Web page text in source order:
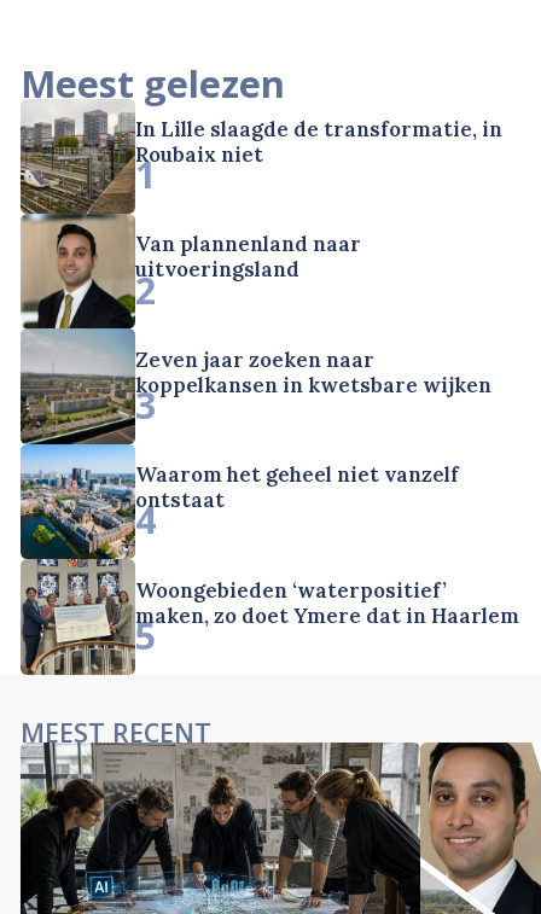
Meest gelezen
In Lille slaagde de transformatie, in
Roubaix niet
1
Van plannenland naar
uitvoeringsland
2
Zeven jaar zoeken naar
koppelkansen in kwetsbare wijken
3
Waarom het geheel niet vanzelf
ontstaat
4
Woongebieden ‘waterpositief’
maken, zo doet Ymere dat in Haarlem
5
MEEST RECENT